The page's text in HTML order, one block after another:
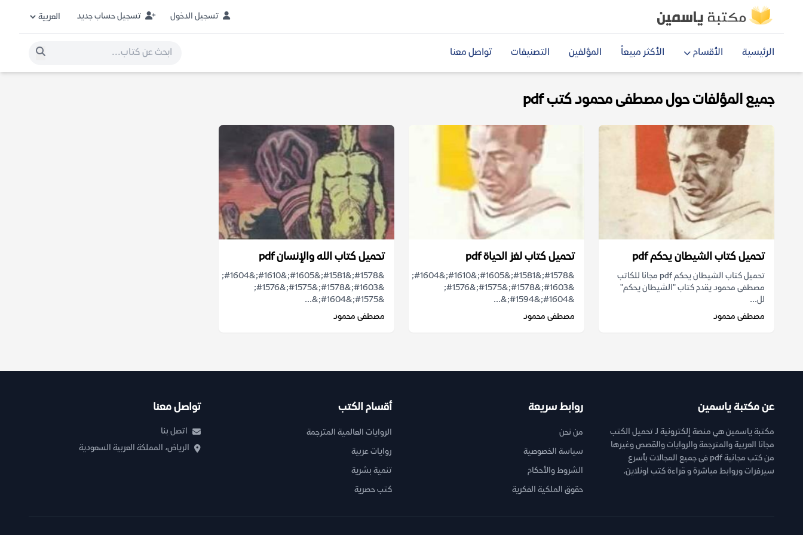
تسجيل الدخول تسجيل حساب جديد
الرئيسية الأقسام الأكثر مبيعاً المؤلفين التصنيفات تواصل معنا
جميع المؤلفات حول مصطفى محمود كتب pdf
تحميل كتاب الشيطان يحكم pdf
تحميل كتاب الشيطان يحكم pdf مجانا للكاتب
مصطفى محمود يقدم كتاب "الشيطان يحكم"
لل...
مصطفى محمود
تحميل كتاب لغز الحياة pdf
&#1578;&#1581;&#1605;&#1610;&#1604;
&#1603;&#1578;&#1575;&#1576;
&#1604;&#1594;&...
مصطفى محمود
تحميل كتاب الله والإنسان pdf
&#1578;&#1581;&#1605;&#1610;&#1604;
&#1603;&#1578;&#1575;&#1576;
&#1575;&#1604;&...
مصطفى محمود
عن مكتبة ياسمين
مكتبة ياسمين هي منصة إلكترونية لـ تحميل الكتب
مجانا العربية والمترجمة والروايات والقصص وغيرها
من كتب مجانية pdf فى جميع المجالات بأسرع
سيرفرات وروابط مباشرة و قراءة كتب اونلاين.
روابط سريعة
من نحن
سياسة الخصوصية
الشروط والأحكام
حقوق الملكية الفكرية
أقسام الكتب
الروايات العالمية المترجمة
روايات عربية
تنمية بشرية
كتب حصرية
تواصل معنا
اتصل بنا
الرياض، المملكة العربية السعودية